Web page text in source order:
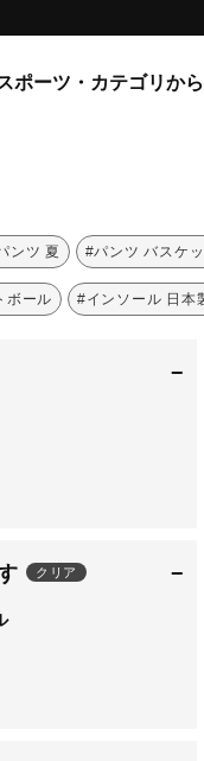
ポーツ・カテゴリか
すべてのシリーズ
WAVE PROPHECY
MORELIA LS
ンツ 夏 #パンツ バスケ
ボール #インソール 日本
−
クリア −